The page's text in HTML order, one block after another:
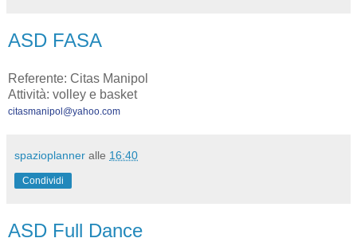
ASD FASA
Referente: Citas Manipol
Attività: volley e basket
citasmanipol@yahoo.com
spazioplanner alle 16:40
Condividi
ASD Full Dance